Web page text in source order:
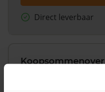
Direct leverbaar